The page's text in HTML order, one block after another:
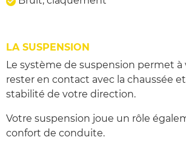
LA SUSPENSION
Le système de suspension permet à
rester en contact avec la chaussée et
stabilité de votre direction.
Votre suspension joue un rôle
confort de conduite.